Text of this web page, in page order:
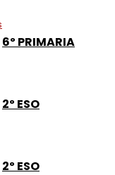
6º PRIMARIA
2º ESO
2º ESO